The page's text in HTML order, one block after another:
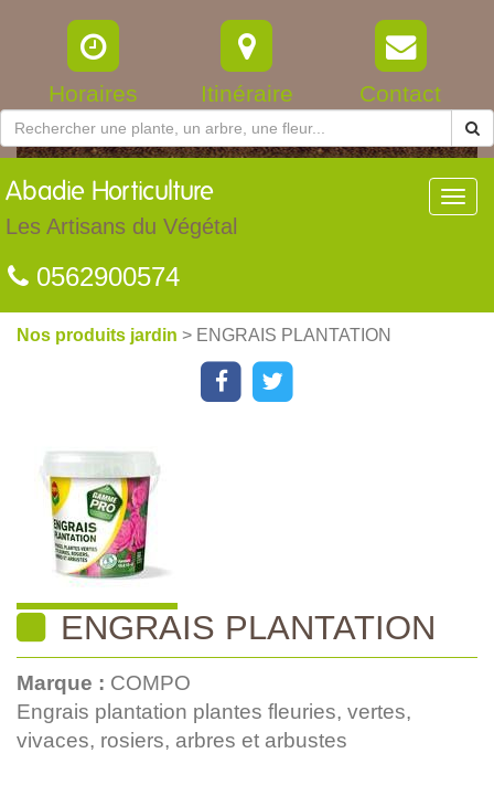
Horaires Itinéraire Contact
Abadie Horticulture
Les Artisans du Végétal
0562900574
Nos produits jardin > ENGRAIS PLANTATION
ENGRAIS PLANTATION
Marque : COMPO
Engrais plantation plantes fleuries, vertes,
vivaces, rosiers, arbres et arbustes